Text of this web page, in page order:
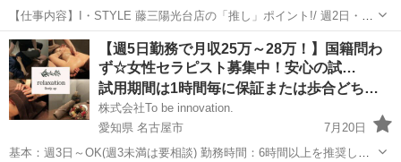
【仕事内容】I・STYLE 藤三陽光台店の「推し」ポイント!/ 週2日・1
日6時間〜OK! 「子どもが帰る時間までに」「扶養内で」など、あなた
のライフスタイルに合わせた働き方が可能です。 ‍ 急な熱でも「お互い
さま」。ママさん美容...
アルバイト・パート
【週5日勤務で月収25万～28万！】国籍問わ
ず☆女性セラピスト募集中！安心の試…
試用期間は1時間毎に保証または歩合どちらか月合計高い方を支給
株式会社To be innovation.
愛知県 名古屋市
7月20日
基本：週3日～OK(週3未満は要相談) 勤務時間：6時間以上を推奨して